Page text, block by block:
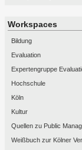
Workspaces
Bildung
Evaluation
Expertengruppe
Hochschule
Köln
Kultur
Quellen zu Public
Weißbuch zur Kölner